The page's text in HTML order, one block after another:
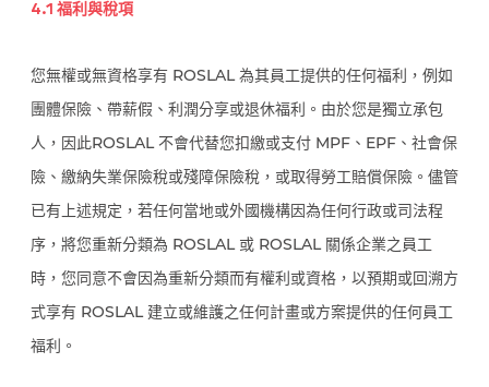
4.1 福利與稅項
您無權或無資格享有 ROSLAL 為其員工提供的任何福利，例如
團體保險、帶薪假、利潤分享或退休福利。由於您是獨立承包
人，因此ROSLAL 不會代替您扣繳或支付 MPF、EPF、社會保
險、繳納失業保險稅或殘障保險稅，或取得勞工賠償保險。儘管
已有上述規定，若任何當地或外國機構因為任何行政或司法程
序，將您重新分類為 ROSLAL 或 ROSLAL 關係企業之員工
時，您同意不會因為重新分類而有權利或資格，以預期或回溯方
式享有 ROSLAL 建立或維護之任何計畫或方案提供的任何員工
福利。